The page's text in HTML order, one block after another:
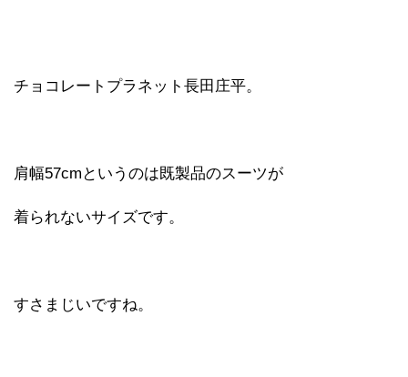
チョコレートプラネット長田庄平。
肩幅57cmというのは既製品のスーツが
着られないサイズです。
すさまじいですね。